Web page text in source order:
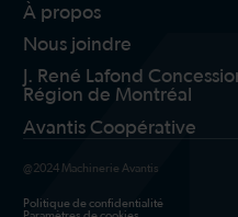
À propos
Nous joindre
J. René Lafond
Région de Montréal
Avantis Coopérative
@2024 Machinerie Avantis
Politique de confidentialité